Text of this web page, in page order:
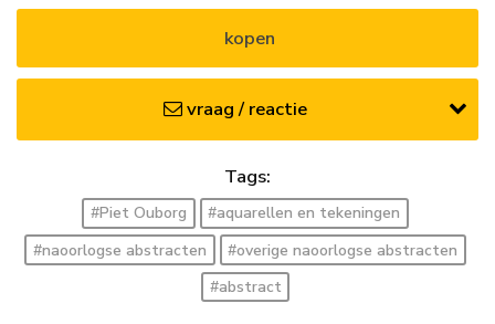
kopen
vraag / reactie
Tags:
#Piet Ouborg
#aquarellen en tekeningen
#naoorlogse abstracten
#overige naoorlogse abstracten
#abstract